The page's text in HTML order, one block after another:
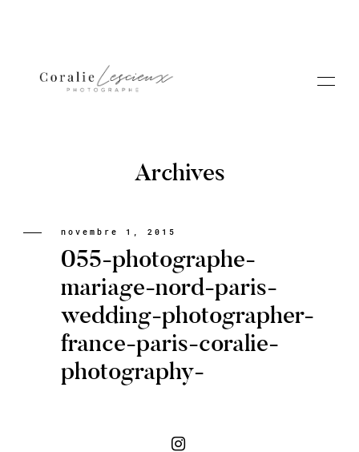
Portfolio
A PROPOS CORALIE
Contact
Archives
novembre 1, 2015
055-photographe-
mariage-nord-paris-
wedding-photographer-
france-paris-coralie-
photography-